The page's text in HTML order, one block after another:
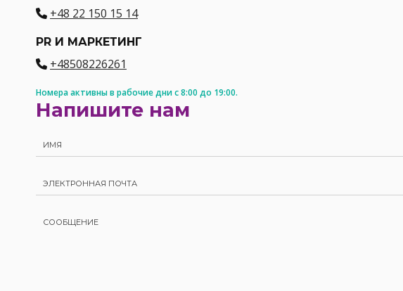
+48 22 150 15 14
PR И МАРКЕТИНГ
+48508226261
Номера активны в рабочие дни с 8:00 до 19:00.
Напишите нам